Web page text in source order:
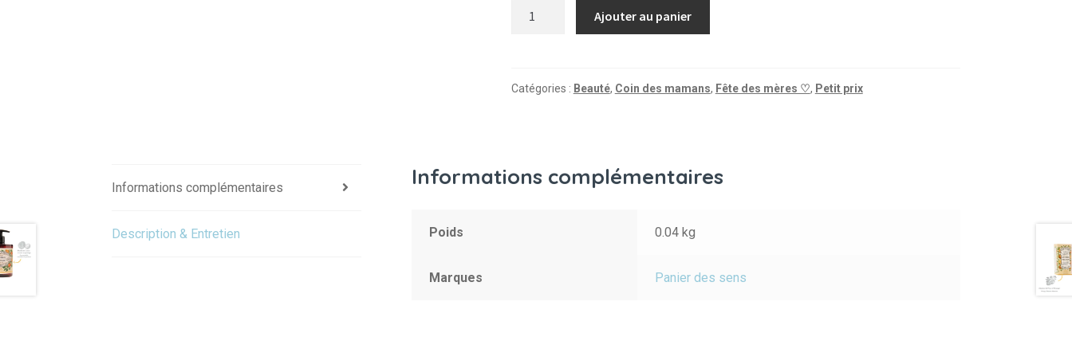
-
Ajouter au panier
Catégories : Beauté, Coin des mamans, Fête des mères ♡, Petit prix
Informations complémentaires
Description & Entretien
Informations complémentaires
Poids 0.04 kg
Marques Panier des sens